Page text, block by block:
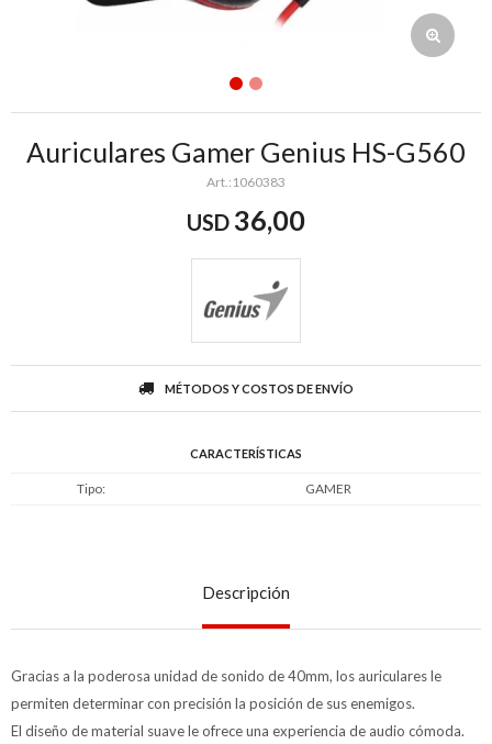
Auriculares Gamer Genius HS-G560
1060383
USD 36,00
MÉTODOS Y COSTOS DE ENVÍO
CARACTERÍSTICAS
Tipo GAMER
Descripción
Gracias a la poderosa unidad de sonido de 40mm, los auriculares le
permiten determinar con precisión la posición de sus enemigos.
El diseño de material suave le ofrece una experiencia de audio cómoda.